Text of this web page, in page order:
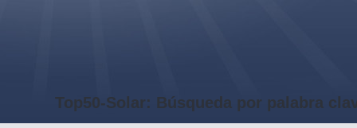
Top50-Solar: Búsqueda por palabra